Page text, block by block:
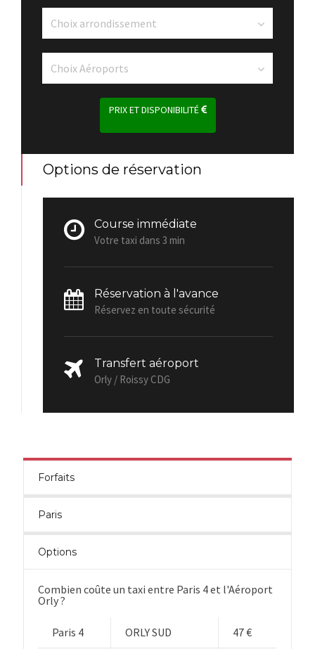
PRIX ET DISPONIBILITÉ
Options de réservation
Course immédiate
Votre taxi dans 3 min
Réservation à l'avance
Réservez en toute sécurité
Transfert aéroport
Orly / Roissy CDG
Forfaits
Paris
Options
Combien coûte un taxi entre Paris 4 et l'Aéroport
Orly ?
Paris 4 ORLY SUD 47 €